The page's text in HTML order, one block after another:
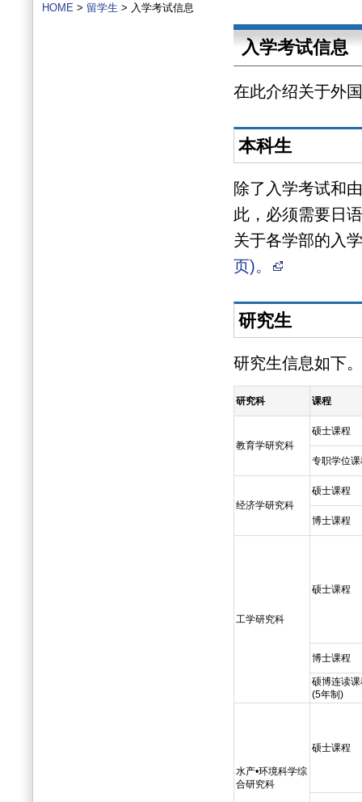
HOME> 留学生 > 入学考试信息
入学考试信息
在此介绍关于外
本科生
除了入学考试和
此，必须需要日
关于各学部的入
页)。
研究生
研究生信息如下。
研究科 课程
教育学研究科
硕士课程
专职学位课
经济学研究科
硕士课程
博士课程
工学研究科
硕士课程
博士课程
硕博连读课
(5年制)
水产•环境科学综
合研究科
硕士课程